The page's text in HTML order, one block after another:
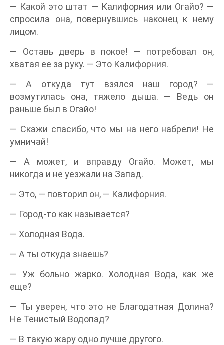
— Какой это штат — Калифорния или Огайо? —
спросила она, повернувшись наконец к нему
лицом.
— Оставь дверь в покое! — потребовал он,
хватая ее за руку. — Это Калифорния.
— А откуда тут взялся наш город? —
возмутилась она, тяжело дыша. — Ведь он
раньше был в Огайо!
— Скажи спасибо, что мы на него набрели! Не
умничай!
— А может, и вправду Огайо. Может, мы
никогда и не уезжали на Запад.
— Это, — повторил он, — Калифорния.
— Город-то как называется?
— Холодная Вода.
— А ты откуда знаешь?
— Уж больно жарко. Холодная Вода, как же
еще?
— Ты уверен, что это не Благодатная Долина?
Не Тенистый Водопад?
— В такую жару одно лучше другого.